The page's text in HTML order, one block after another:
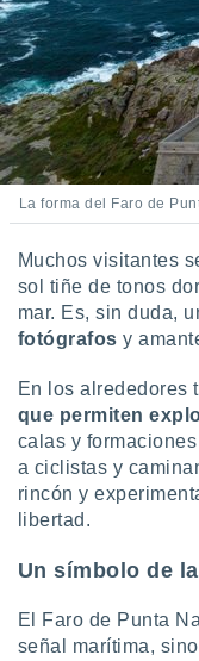
La forma del Faro de
Muchos visitantes
sol tiñe de tonos
mar. Es, sin duda,
fotógrafos y
En los alrededores
que permiten
calas y
a ciclistas y
rincón y
libertad.
Un símbolo de
El Faro de Punta
señal marítima,